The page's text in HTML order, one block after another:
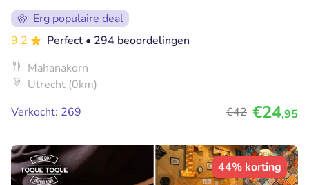
Erg populaire deal
9.2
Perfect • 294 beoordelingen
Mahanakorn
Utrecht (0km)
Verkocht: 269
€42 €24,95
44% korting